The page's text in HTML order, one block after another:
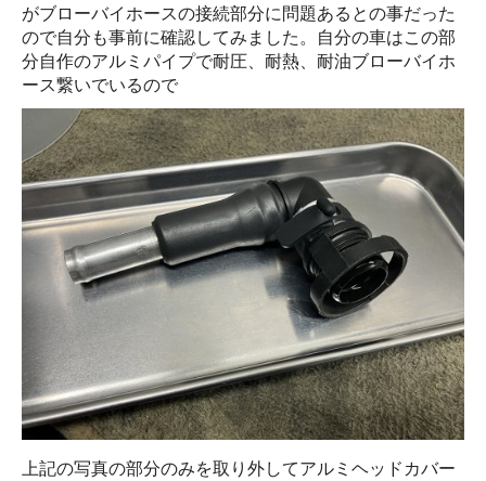
がブローバイホースの接続部分に問題あるとの事だった
ので自分も事前に確認してみました。自分の車はこの部
分自作のアルミパイプで耐圧、耐熱、耐油ブローバイホ
ース繋いでいるので
上記の写真の部分のみを取り外してアルミヘッドカバー